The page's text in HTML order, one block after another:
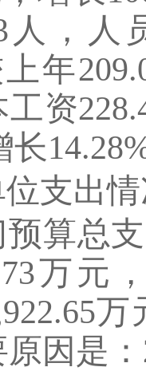
人，人
年
工资
长
支出
算总
万元
万
原因是：